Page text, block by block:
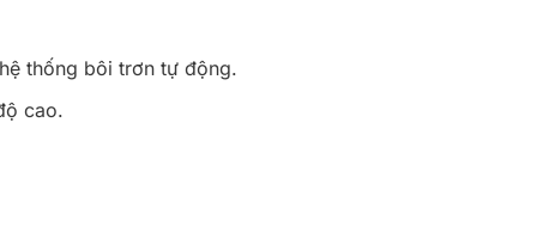
thống bôi trơn tự động.
cao.